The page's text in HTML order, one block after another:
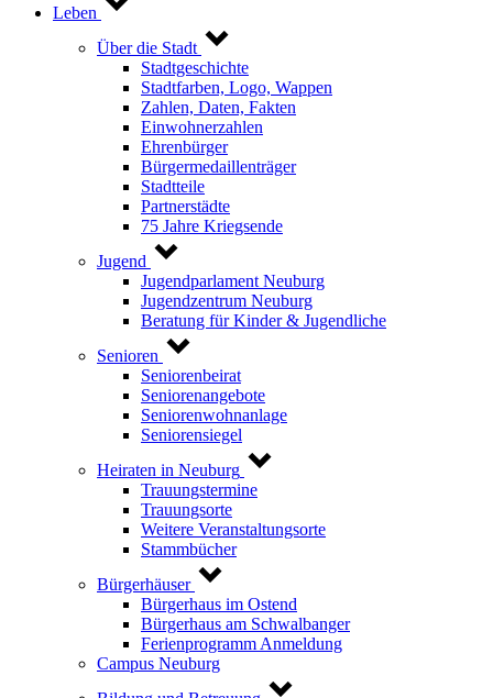
Leben
Über die Stadt
Stadtgeschichte
Stadtfarben, Logo, Wappen
Zahlen, Daten, Fakten
Einwohnerzahlen
Ehrenbürger
Bürgermedaillenträger
Stadtteile
Partnerstädte
75 Jahre Kriegsende
Jugend
Jugendparlament Neuburg
Jugendzentrum Neuburg
Beratung für Kinder & Jugendliche
Senioren
Seniorenbeirat
Seniorenangebote
Seniorenwohnanlage
Seniorensiegel
Heiraten in Neuburg
Trauungstermine
Trauungsorte
Weitere Veranstaltungsorte
Stammbücher
Bürgerhäuser
Bürgerhaus im Ostend
Bürgerhaus am Schwalbanger
Ferienprogramm Anmeldung
Campus Neuburg